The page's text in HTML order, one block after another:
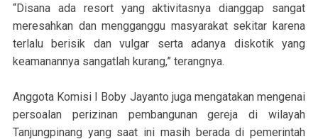
“Disana ada resort yang aktivitasnya dianggap sangat
meresahkan dan mengganggu masyarakat sekitar karena
terlalu berisik dan vulgar serta adanya diskotik yang
keamanannya sangatlah kurang,” terangnya.
Anggota Komisi I Boby Jayanto juga mengatakan mengenai
persoalan perizinan pembangunan gereja di wilayah
Tanjungpinang yang saat ini masih berada di pemerintah